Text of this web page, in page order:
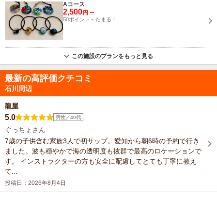
Aコース
2,500 円 ～
50ポイント～たまる！
この施設のプランをもっと見る
最新の高評価クチコミ
石川周辺
龍屋
5.0 男性／40代
ぐっちょさん
7歳の子供含む家族3人で初サップ。愛知から朝6時の予約で行き
ました。波も穏やかで海の透明度も抜群で最高のロケーションで
す。 インストラクターの方も安全に配慮してとても丁寧に教え
て...
投稿日：2026年8月4日